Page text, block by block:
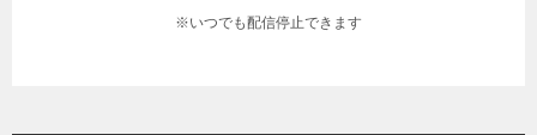
※いつでも配信停止できます